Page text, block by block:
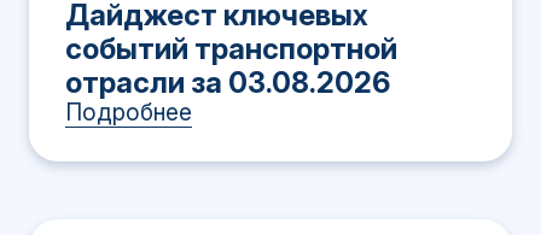
Дайджест ключевых
событий транспортной
отрасли за 03.08.2026
Подробнее